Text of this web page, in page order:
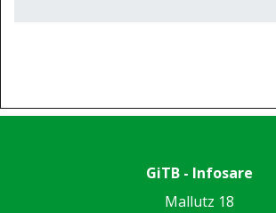
GiTB - Infosare
Mallutz 18